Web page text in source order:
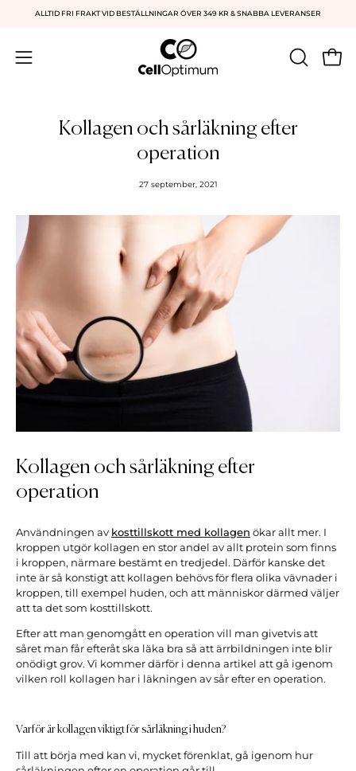
Hoppa
innehåll
ALLTID FRI FRAKT VID BESTÄLLNINGAR ÖVER 349 KR & SNABBA LEVERANSER
Öppna
ÖPPNA
Kollagen och sårläkning efter
operation
27 september, 2021
Kollagen och sårläkning efter
operation
Användningen av kosttillskott med kollagen ökar allt mer. I
kroppen utgör kollagen en stor andel av allt protein som finns
i kroppen, närmare bestämt en tredjedel. Därför kanske det
inte är så konstigt att kollagen behövs för flera olika vävnader i
kroppen, till exempel huden, och att människor därmed väljer
att ta det som kosttillskott.
Efter att man genomgått en operation vill man givetvis att
såret man får efteråt ska läka bra så att ärrbildningen inte blir
onödigt grov. Vi kommer därför i denna artikel att gå igenom
vilken roll kollagen har i läkningen av sår efter en operation.
Varför är kollagen viktigt för sårläkning i huden?
Till att börja med kan vi, mycket förenklat, gå igenom hur